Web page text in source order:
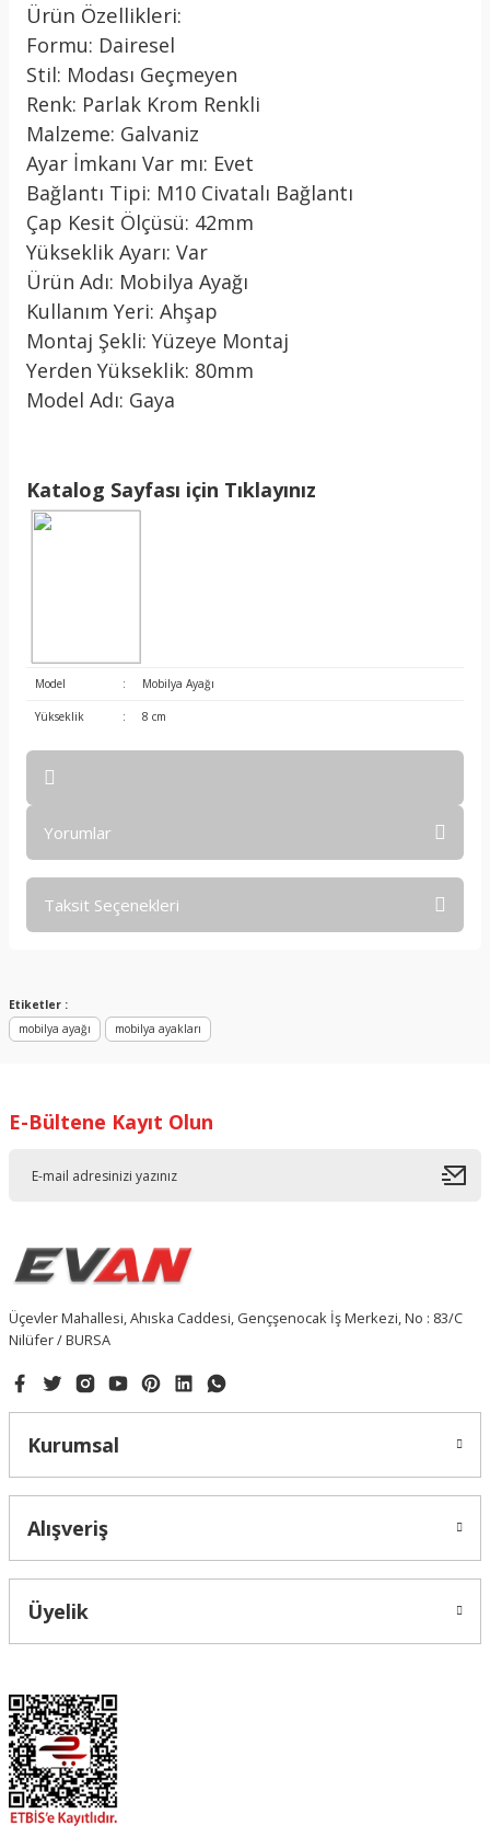
Ürün Özellikleri:
Formu: Dairesel
Stil: Modası Geçmeyen
Renk: Parlak Krom Renkli
Malzeme: Galvaniz
Ayar İmkanı Var mı: Evet
Bağlantı Tipi: M10 Civatalı Bağlantı
Çap Kesit Ölçüsü: 42mm
Yükseklik Ayarı: Var
Ürün Adı: Mobilya Ayağı
Kullanım Yeri: Ahşap
Montaj Şekli: Yüzeye Montaj
Yerden Yükseklik: 80mm
Model Adı: Gaya
Katalog Sayfası için Tıklayınız
Model : Mobilya Ayağı
Yükseklik : 8 cm
Yorumlar
Taksit Seçenekleri
Etiketler :
mobilya ayağı
mobilya ayakları
E-Bültene Kayıt Olun
Üçevler Mahallesi, Ahıska Caddesi, Gençşenocak İş Merkezi, No : 83/C
Nilüfer / BURSA
Kurumsal
Alışveriş
Üyelik